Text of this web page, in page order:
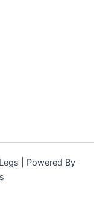
| Powered By